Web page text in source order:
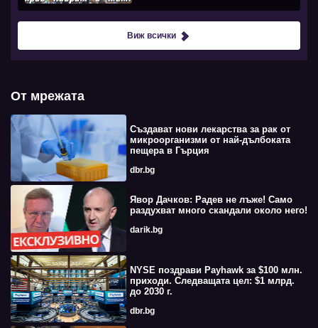
Виж всички
От мрежата
Създават нови лекарства за рак от
микроорганизми от най-дълбоката
пещера в Гърция
dbr.bg
Явор Дачков: Радев не лъже! Само
раздухват много скандали около него!
darik.bg
NYSE поздрави Payhawk за $100 млн.
приходи. Следващата цел: $1 млрд.
до 2030 г.
dbr.bg